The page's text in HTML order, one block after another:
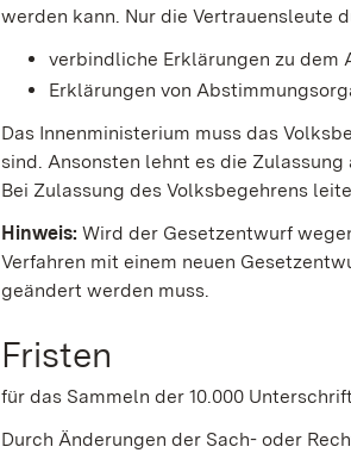
werden kann. Nur die Vertrauensleute
verbindliche Erklärungen zu dem
Erklärungen von
Das Innenministerium muss das
sind. Ansonsten lehnt es die Zulassung
Bei Zulassung des Volksbegehrens
Hinweis:Wird der Gesetzentwurf
Verfahren mit einem neuen
geändert werden muss.
Fristen
für das Sammeln der 10.000
Durch Änderungen der Sach- oder